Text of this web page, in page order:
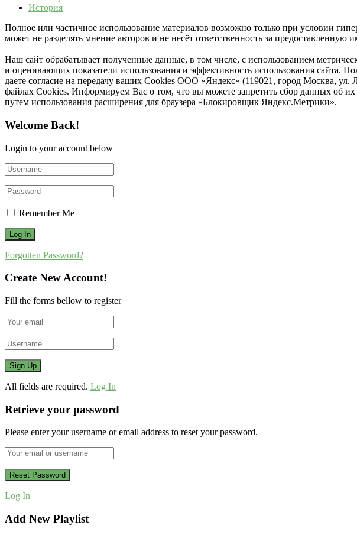
История
Полное или частичное использование материалов возможно только при условии
может не разделять мнение авторов и не несёт ответственность за
Наш сайт обрабатывает полученные данные, в том числе, с использованием
и оценивающих показатели использования и эффективность использования сайта.
даете согласие на передачу ваших Cookies ООО «Яндекс» (119021, город Москва,
файлах Cookies. Информируем Вас о том, что вы можете запретить сбор данных об
путем использования расширения для браузера «Блокировщик Яндекс.Метрики».
Welcome Back!
Login to your account below
Remember Me
Forgotten Password?
Create New Account!
Fill the forms bellow to register
All fields are required. Log In
Retrieve your password
Please enter your username or email address to reset your password.
Log In
Add New Playlist